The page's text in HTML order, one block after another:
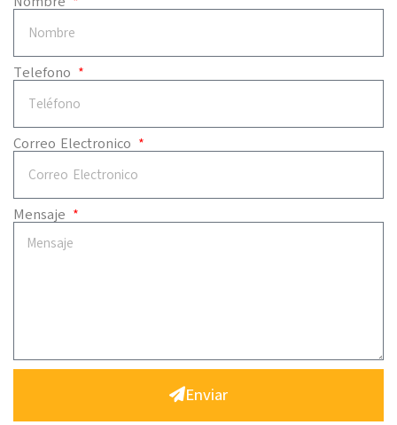
Telefono
Correo Electronico
Mensaje
Enviar